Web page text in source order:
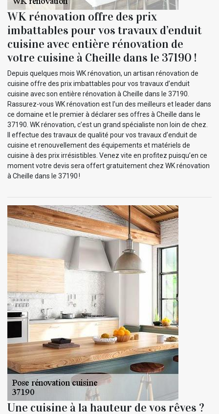
WK rénovation offre des prix
imbattables pour vos travaux d’enduit
cuisine avec entière rénovation de
votre cuisine à Cheille dans le 37190 !
Depuis quelques mois WK rénovation, un artisan rénovation de
cuisine offre des prix imbattables pour vos travaux d’enduit
cuisine avec son entière rénovation à Cheille dans le 37190.
Rassurez-vous WK rénovation est l’un des meilleurs et leader dans
ce domaine et le premier à déclarer ses offres à Cheille dans le
37190. WK rénovation, c’est un grand spécialiste non loin de chez.
Il effectue des travaux de qualité pour vos travaux d’enduit de
cuisine et renouvellement des équipements et matériels de
cuisine à des prix irrésistibles. Venez vite en profitez puisqu’en ce
moment votre devis sera offert gratuitement chez WK rénovation
à Cheille dans le 37190 !
Une cuisine à la hauteur de vos rêves ?